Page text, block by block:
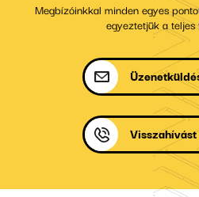
Megbízóinkkal minden egyes
egyeztetjük a teljes